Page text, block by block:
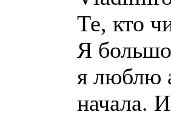
Те, кто
Я
я люблю
начала.